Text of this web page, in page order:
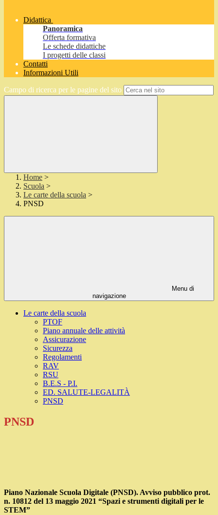
Didattica
Panoramica
Offerta formativa
Le schede didattiche
I progetti delle classi
Contatti
Informazioni Utili
Campo di ricerca per le pagine del sito
Home >
Scuola >
Le carte della scuola >
PNSD
Menu di
navigazione
Le carte della scuola
PTOF
Piano annuale delle attività
Assicurazione
Sicurezza
Regolamenti
RAV
RSU
B.E.S - P.I.
ED. SALUTE-LEGALITÀ
PNSD
PNSD
Piano Nazionale Scuola Digitale (PNSD). Avviso pubblico prot.
n. 10812 del 13 maggio 2021 “Spazi e strumenti digitali per le
STEM”